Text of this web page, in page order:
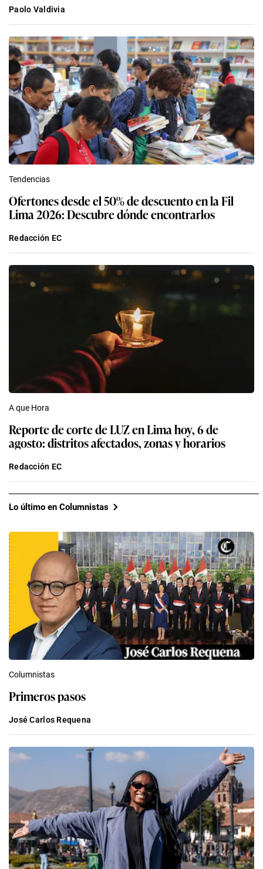
Paolo Valdivia
Tendencias
Ofertones desde el 50% de descuento en la Fil
Lima 2026: Descubre dónde encontrarlos
Redacción EC
A que Hora
Reporte de corte de LUZ en Lima hoy, 6 de
agosto: distritos afectados, zonas y horarios
Redacción EC
Lo último en Columnistas
Columnistas
Primeros pasos
José Carlos Requena